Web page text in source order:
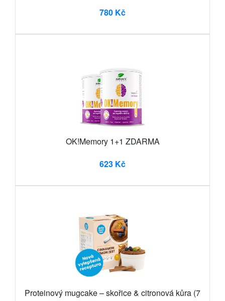
780 Kč
OK!Memory 1+1 ZDARMA
623 Kč
Proteinový mugcake – skořice & citronová kůra (7